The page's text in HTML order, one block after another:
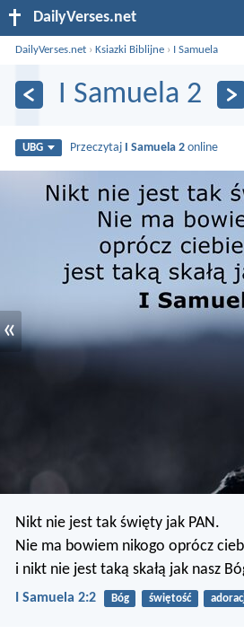
DailyVerses.net
DailyVerses.net ›Ksiazki Biblijne › I Samuela
I Samuela 2
UBG Przeczytaj I Samuela 2 online
«
Nikt nie jest tak święty jak PAN.
Nie ma bowiem nikogo oprócz
i nikt nie jest taką skałą jak nasz
I Samuela 2:2 Bóg świętość